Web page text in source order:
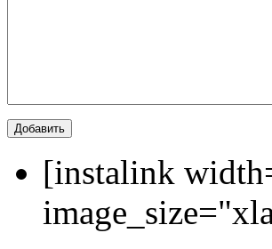
[instalink